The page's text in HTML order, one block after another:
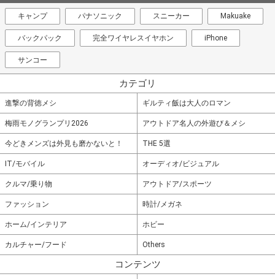
キャンプ パナソニック スニーカー Makuake
バックパック 完全ワイヤレスイヤホン iPhone
サンコー
カテゴリ
進撃の背徳メシ ギルティ飯は大人のロマン
梅雨モノグランプリ2026 アウトドア名人の外遊び＆メシ
今どきメンズは外見も磨かないと！ THE 5選
IT/モバイル オーディオ/ビジュアル
クルマ/乗り物 アウトドア/スポーツ
ファッション 時計/メガネ
ホーム/インテリア ホビー
カルチャー/フード Others
コンテンツ